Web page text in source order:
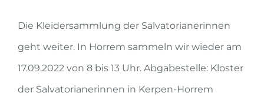
Die Kleidersammlung der Salvatorianerinnen
geht weiter. In Horrem sammeln wir wieder am
17.09.2022 von 8 bis 13 Uhr. Abgabestelle: Kloster
der Salvatorianerinnen in Kerpen-Horrem